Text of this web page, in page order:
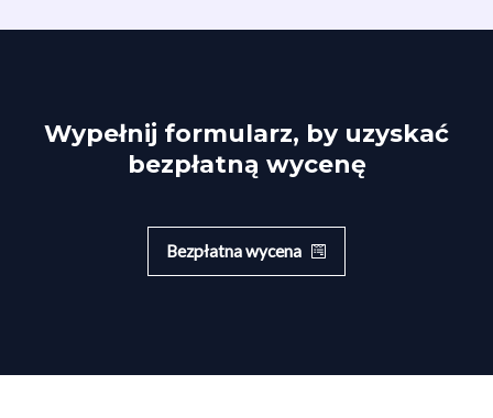
Wypełnij formularz, by uzyskać
bezpłatną wycenę
Bezpłatna wycena